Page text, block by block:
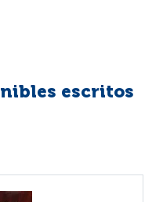
escritos